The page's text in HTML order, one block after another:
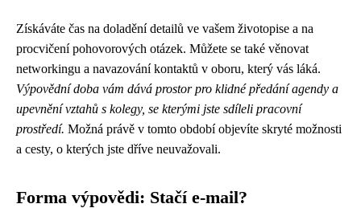
Získáváte čas na doladění detailů ve vašem životopise a na
procvičení pohovorových otázek. Můžete se také věnovat
networkingu a navazování kontaktů v oboru, který vás láká.
Výpovědní doba vám dává prostor pro klidné předání agendy a
upevnění vztahů s kolegy, se kterými jste sdíleli pracovní
prostředí. Možná právě v tomto období objevíte skryté možnosti
a cesty, o kterých jste dříve neuvažovali.
Forma výpovědi: Stačí e-mail?